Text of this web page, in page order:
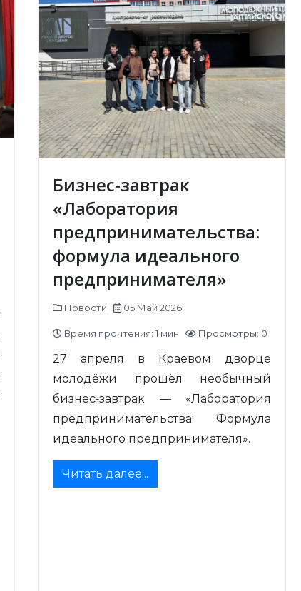
Бизнес‑завтрак
«Лаборатория
предпринимательства:
формула идеального
предпринимателя»
Новости 05 Май 2026
Время прочтения: 1 мин Просмотры: 0
27 апреля в Краевом дворце
молодёжи прошёл необычный
бизнес‑завтрак — «Лаборатория
предпринимательства: Формула
идеального предпринимателя».
Читать далее...